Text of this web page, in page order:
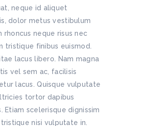
neque id aliquet
dolor metus vestibulum
rhoncus neque risus nec
tristique finibus euismod.
lacus libero. Nam magna
vel sem ac, facilisis
lacus. Quisque vulputate
tortor dapibus
Etiam scelerisque dignissim
nisi vulputate in.